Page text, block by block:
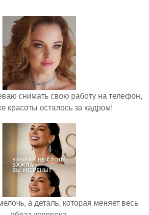
снимать свою работу на телефон,
красоты осталось за кадром!
а деталь, которая меняет весь